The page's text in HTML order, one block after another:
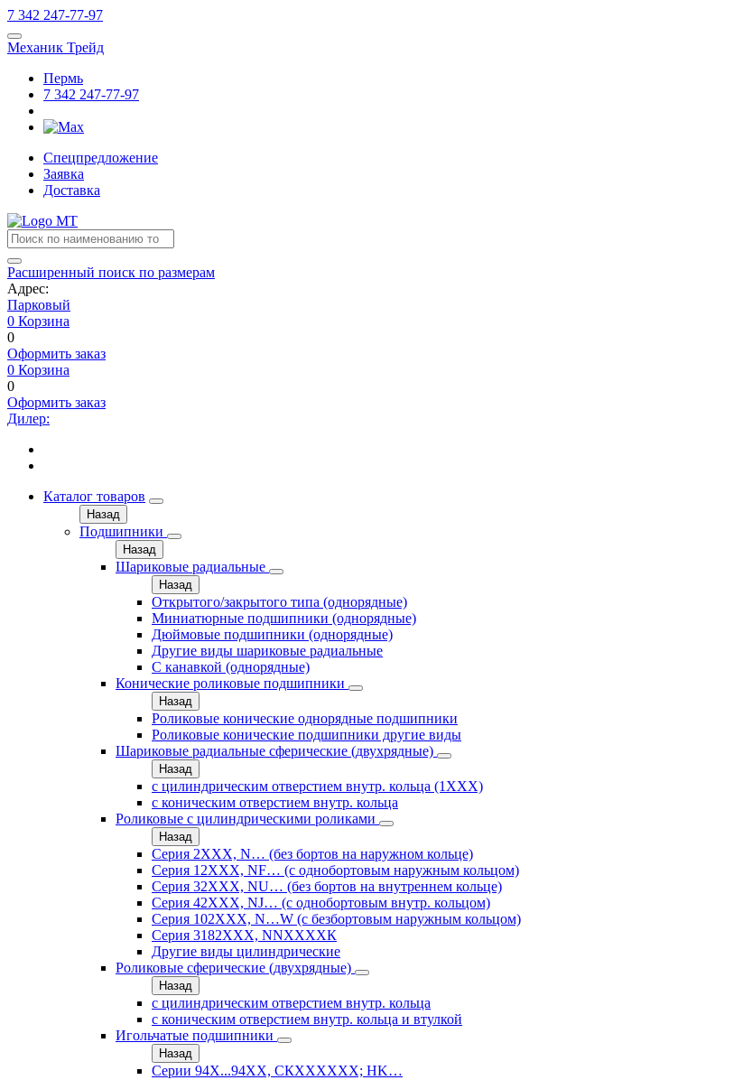
7 342 247-77-97
Механик Трейд
Пермь
7 342 247-77-97
Спецпредложение
Заявка
Доставка
Расширенный поиск по размерам
Адрес:
Парковый
0 Корзина
0
Оформить заказ
0 Корзина
0
Оформить заказ
Дилер:
Каталог товаров
Назад
Подшипники
Назад
Шариковые радиальные
Назад
Открытого/закрытого типа (однорядные)
Миниатюрные подшипники (однорядные)
Дюймовые подшипники (однорядные)
Другие виды шариковые радиальные
С канавкой (однорядные)
Конические роликовые подшипники
Назад
Роликовые конические однорядные подшипники
Роликовые конические подшипники другие виды
Шариковые радиальные сферические (двухрядные)
Назад
с цилиндрическим отверстием внутр. кольца (1ХХХ)
с коническим отверстием внутр. кольца
Роликовые с цилиндрическими роликами
Назад
Серия 2ХХХ, N… (без бортов на наружном кольце)
Серия 12ХХХ, NF… (с однобортовым наружным кольцом)
Серия 32ХХХ, NU… (без бортов на внутреннем кольце)
Серия 42ХХХ, NJ… (с однобортовым внутр. кольцом)
Серия 102ХХХ, N…W (с безбортовым наружным кольцом)
Серия 3182ХХХ, NNХХХХК
Другие виды цилиндрические
Роликовые сферические (двухрядные)
Назад
с цилиндрическим отверстием внутр. кольца
с коническим отверстием внутр. кольца и втулкой
Игольчатые подшипники
Назад
Серии 94Х...94ХХ, СКХХХХХХ; HK…